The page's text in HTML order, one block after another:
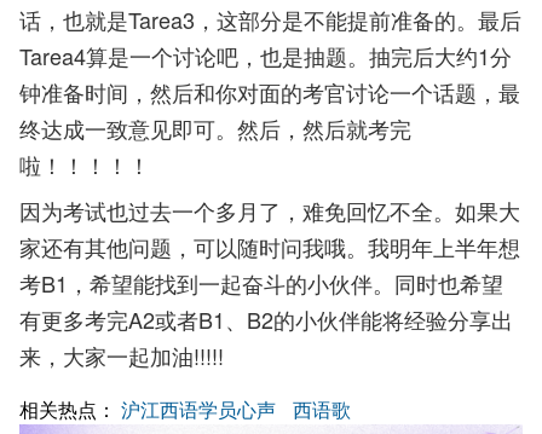
话，也就是Tarea3，这部分是不能提前准备的。最后
Tarea4算是一个讨论吧，也是抽题。抽完后大约1分
钟准备时间，然后和你对面的考官讨论一个话题，最
终达成一致意见即可。然后，然后就考完
啦！！！！！
因为考试也过去一个多月了，难免回忆不全。如果大
家还有其他问题，可以随时问我哦。我明年上半年想
考B1，希望能找到一起奋斗的小伙伴。同时也希望
有更多考完A2或者B1、B2的小伙伴能将经验分享出
来，大家一起加油!!!!!
相关热点： 沪江西语学员心声 西语歌